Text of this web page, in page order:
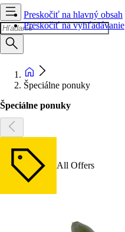
Preskočiť na hlavný obsah
Preskočiť na vyhľadávanie
Špeciálne ponuky
Špeciálne ponuky
All Offers